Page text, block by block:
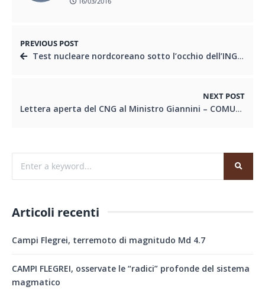
PREVIOUS POST
Test nucleare nordcoreano sotto l’occhio dell’INGV – nota stampa INGV
NEXT POST
Lettera aperta del CNG al Ministro Giannini – COMUNICATO STAMPA CNG
Articoli recenti
Campi Flegrei, terremoto di magnitudo Md 4.7
CAMPI FLEGREI, osservate le “radici” profonde del sistema
magmatico